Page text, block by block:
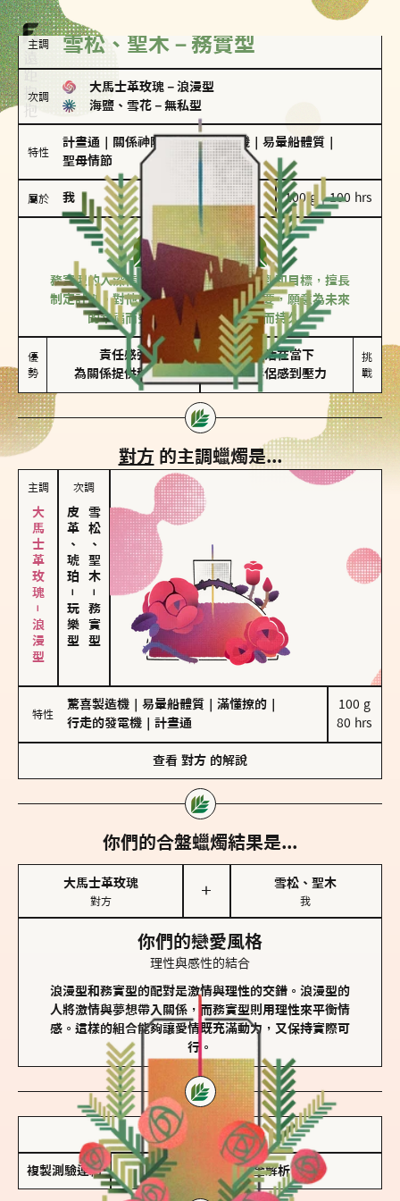
主調 雪松、聖木－務實型
次調
大馬士革玫瑰 － 浪漫型
海鹽、雪花 － 無私型
特性
計畫通 關係神隊友 驚喜製造機 易暈船體質
聖母情節
屬於 我 100 g｜100 hrs
務實型
雪松、聖木
務實型的人深信愛情立基於共同的價值觀和目標，擅長
制定計劃。對他們來說，感情穩定最重要，願意為未來
的幸福而努力，讓愛情變得踏實而持久。
優
勢
責任感強
為關係提供穩定度
較難活在當下
易讓伴侶感到壓力
挑
戰
對方 的主調蠟燭是...
主調
大馬士革玫瑰－浪漫型
次調
皮革、琥珀
－
玩樂型
雪松、聖木
－
務實型
特性
驚喜製造機 易暈船體質 滿懂撩的
行走的發電機
計畫通
100 g
80 hrs
查看 對方 的解說
你們的合盤蠟燭結果是...
大馬士革玫瑰
對方
＋
雪松、聖木
我
你們的戀愛風格
理性與感性的結合
浪漫型和務實型的配對是激情與理性的交錯。浪漫型的
人將激情與夢想帶入關係，而務實型則用理性來平衡情
感。這樣的組合能夠讓愛情既充滿動力，又保持實際可
行。
儲存我的結果圖
複製測驗連結 查看香氛類型全解析 >>>